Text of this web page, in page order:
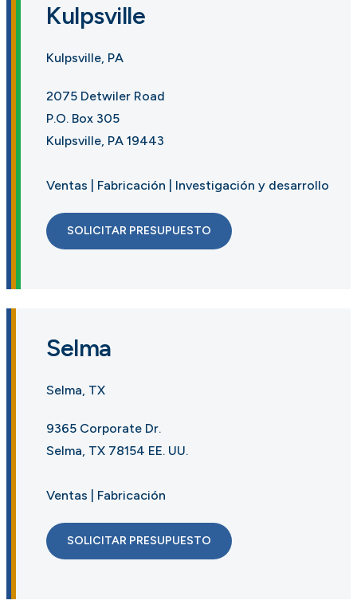
Kulpsville
Kulpsville, PA
2075 Detwiler Road
P.O. Box 305
Kulpsville, PA 19443
Ventas | Fabricación | Investigación y desarrollo
SOLICITAR PRESUPUESTO
Selma
Selma, TX
9365 Corporate Dr.
Selma, TX 78154 EE. UU.
Ventas | Fabricación
SOLICITAR PRESUPUESTO